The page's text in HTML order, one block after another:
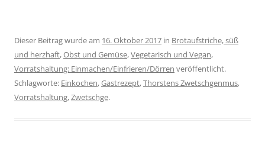
Dieser Beitrag wurde am 16. Oktober 2017 in Brotaufstriche, süß
und herzhaft,Obst und Gemüse,Vegetarisch und Vegan,
Vorratshaltung: Einmachen/Einfrieren/Dörren veröffentlicht.
Schlagworte: Einkochen,Gastrezept,Thorstens Zwetschgenmus,
Vorratshaltung,Zwetschge.